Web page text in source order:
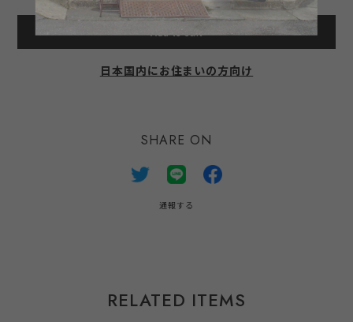
International shipping available
Add to cart
日本国内にお住まいの方向け
SHARE ON
通報する
RELATED ITEMS